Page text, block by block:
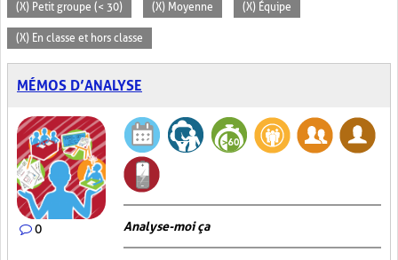
(X) Petit groupe (< 30) (X) Moyenne (X) Équipe
(X) En classe et hors classe
MÉMOS D’ANALYSE
0 Analyse-moi ça